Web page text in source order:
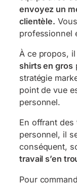
envoyez un
clientèle.
professionnel
À ce propos, il
shirts en gros
stratégie
point de vue
personnel.
En offrant des
personnel, il
conséquent,
travail s’en
Pour